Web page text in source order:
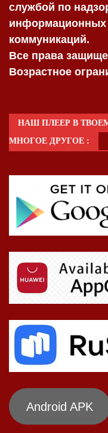
службой по
информационных
коммуникаций.
Все права
Возрастное
НАШ ПЛЕЕР В
МНОГОЕ ДРУГОЕ :
Android APK